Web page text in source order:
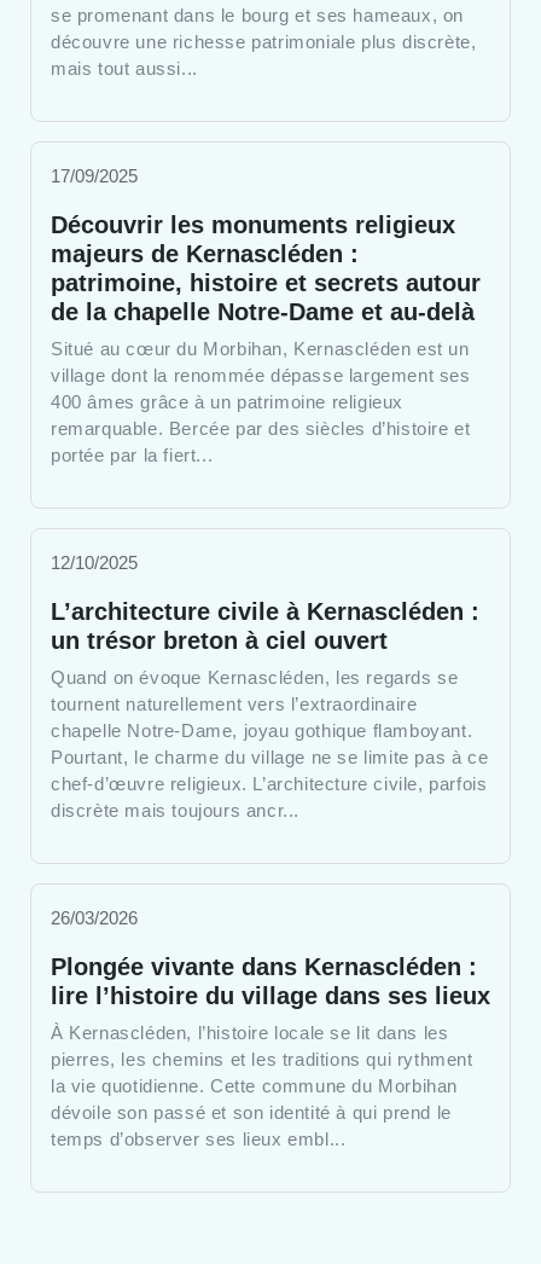
se promenant dans le bourg et ses hameaux, on
découvre une richesse patrimoniale plus discrète,
mais tout aussi...
17/09/2025
Découvrir les monuments religieux
majeurs de Kernascléden :
patrimoine, histoire et secrets autour
de la chapelle Notre-Dame et au-delà
Situé au cœur du Morbihan, Kernascléden est un
village dont la renommée dépasse largement ses
400 âmes grâce à un patrimoine religieux
remarquable. Bercée par des siècles d’histoire et
portée par la fiert...
12/10/2025
L’architecture civile à Kernascléden :
un trésor breton à ciel ouvert
Quand on évoque Kernascléden, les regards se
tournent naturellement vers l’extraordinaire
chapelle Notre-Dame, joyau gothique flamboyant.
Pourtant, le charme du village ne se limite pas à ce
chef-d’œuvre religieux. L’architecture civile, parfois
discrète mais toujours ancr...
26/03/2026
Plongée vivante dans Kernascléden :
lire l’histoire du village dans ses lieux
À Kernascléden, l’histoire locale se lit dans les
pierres, les chemins et les traditions qui rythment
la vie quotidienne. Cette commune du Morbihan
dévoile son passé et son identité à qui prend le
temps d’observer ses lieux embl...